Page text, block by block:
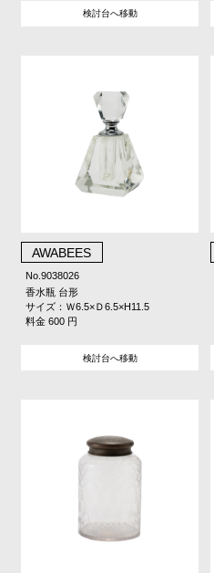
検討台へ移動
AWABEES
No.9038026
香水瓶 台形
サイズ：Ｗ6.5×Ｄ6.5×H11.5
料金 600 円
検討台へ移動